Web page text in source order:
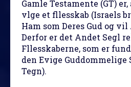
Gamle Testamente (GT)
vlge et fllesskab (Israels
Ham som Deres Gud og
Derfor er det Andet Segl
Fllesskaberne, som er
den Evige Guddommelige
Tegn).